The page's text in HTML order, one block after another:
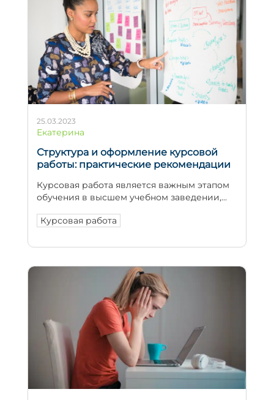
25.03.2023
Екатерина
Структура и оформление курсовой
работы: практические рекомендации
Курсовая работа является важным этапом
обучения в высшем учебном заведении,...
Курсовая работа